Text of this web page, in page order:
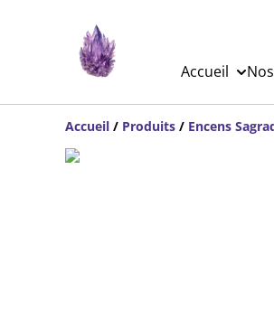
Accueil
Accueil / Produits / Encens